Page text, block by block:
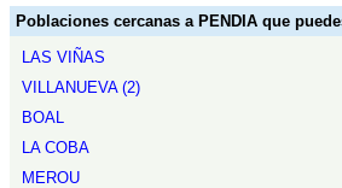
Poblaciones cercanas a PENDIA que
LAS VIÑAS
VILLANUEVA (2)
BOAL
LA COBA
MEROU